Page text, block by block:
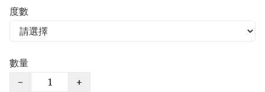
度數
數量
−
+